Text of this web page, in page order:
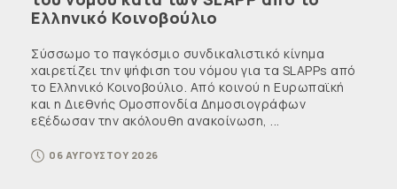
Ελληνικό Κοινοβούλιο
Σύσσωμο το παγκόσμιο συνδικαλιστικό κίνημα
χαιρετίζει την ψήφιση του νόμου για τα SLAPPs από
το Ελληνικό Κοινοβούλιο. Από κοινού η Ευρωπαϊκή
και η Διεθνής Ομοσπονδία Δημοσιογράφων
εξέδωσαν την ακόλουθη ανακοίνωση, ...
06 ΑΥΓΟΥΣΤΟΥ 2026